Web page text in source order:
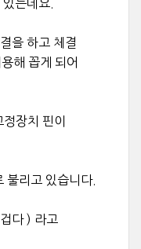
는데요.
을 하고 체결
해 꼽게 되어
장치 핀이
불리고 있습니다.
다 ) 라고